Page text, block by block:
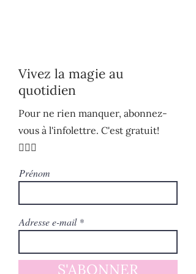
Vivez la magie au
quotidien
Pour ne rien manquer, abonnez-
vous à l'infolettre. C'est gratuit!
🧚🏻‍♀️
Prénom
Adresse e-mail
S'ABONNER